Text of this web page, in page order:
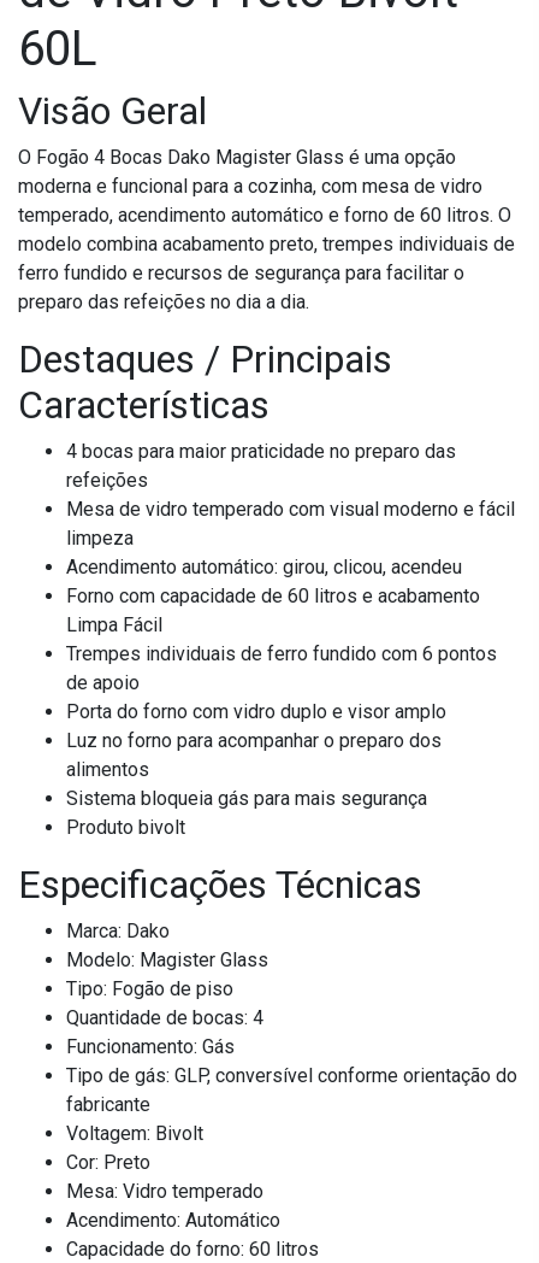
60L
Visão Geral
O Fogão 4 Bocas Dako Magister Glass é uma opção
moderna e funcional para a cozinha, com mesa de vidro
temperado, acendimento automático e forno de 60 litros. O
modelo combina acabamento preto, trempes individuais de
ferro fundido e recursos de segurança para facilitar o
preparo das refeições no dia a dia.
Destaques / Principais
Características
4 bocas para maior praticidade no preparo das
refeições
Mesa de vidro temperado com visual moderno e fácil
limpeza
Acendimento automático: girou, clicou, acendeu
Forno com capacidade de 60 litros e acabamento
Limpa Fácil
Trempes individuais de ferro fundido com 6 pontos
de apoio
Porta do forno com vidro duplo e visor amplo
Luz no forno para acompanhar o preparo dos
alimentos
Sistema bloqueia gás para mais segurança
Produto bivolt
Especificações Técnicas
Marca: Dako
Modelo: Magister Glass
Tipo: Fogão de piso
Quantidade de bocas: 4
Funcionamento: Gás
Tipo de gás: GLP, conversível conforme orientação do
fabricante
Voltagem: Bivolt
Cor: Preto
Mesa: Vidro temperado
Acendimento: Automático
Capacidade do forno: 60 litros